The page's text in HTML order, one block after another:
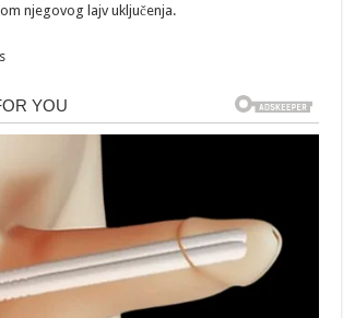
njegovog lajv uključenja.